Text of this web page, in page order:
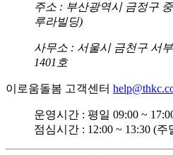
주소 : 부산광역시 금정구
루라빌딩)
사무소 : 서울시 금천구 서
1401호
이로움돌봄 고객센터
운영시간 : 평일 09:00 ~
점심시간 : 12:00 ~ 13:30 (